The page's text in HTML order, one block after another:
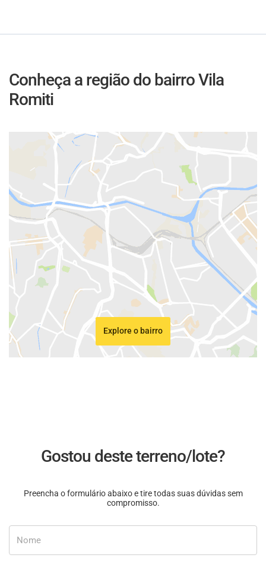
Conheça a região do bairro Vila
Romiti
Explore o bairro
Gostou deste terreno/lote?
Preencha o formulário abaixo e tire todas suas dúvidas sem
compromisso.